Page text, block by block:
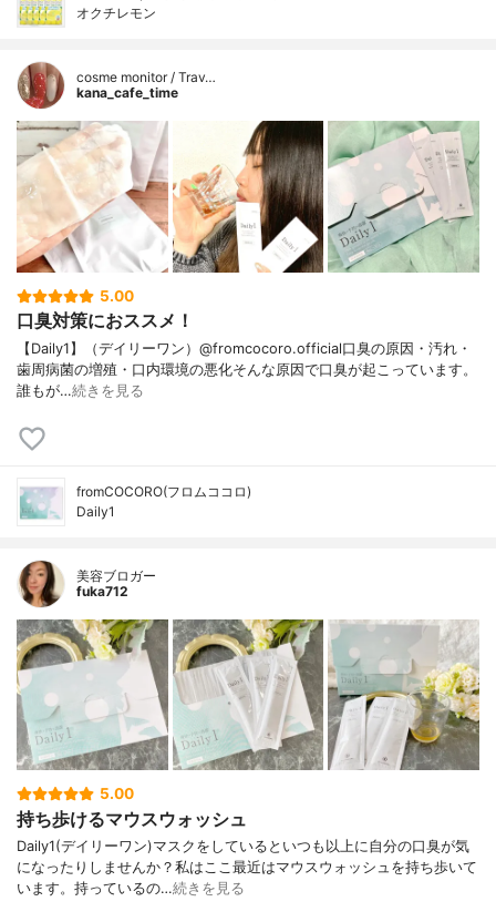
オクチレモン
cosme monitor / Trav…
kana_cafe_time
5.00
口臭対策におススメ！
【Daily1】（デイリーワン）@fromcocoro.official口臭の原因・汚れ・
歯周病菌の増殖・口内環境の悪化そんな原因で口臭が起こっています。
誰もが…続きを見る
fromCOCORO(フロムココロ)
Daily1
美容ブロガー
fuka712
5.00
持ち歩けるマウスウォッシュ
Daily1(デイリーワン)⁡マスクをしているといつも以上に自分の口臭が気
になったりしませんか？⁡私はここ最近はマウスウォッシュを持ち歩いて
います。持っているの…続きを見る